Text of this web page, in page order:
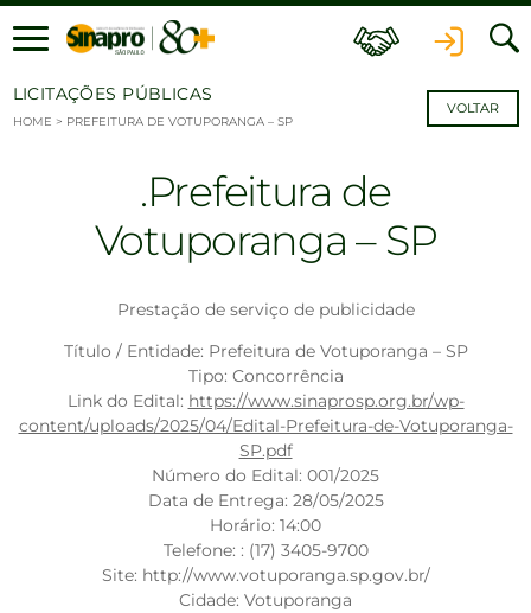
Ir para o conteúdo
LICITAÇÕES PÚBLICAS
HOME > PREFEITURA DE VOTUPORANGA – SP
VOLTAR
Prefeitura de
Votuporanga – SP
Prestação de serviço de publicidade
Título / Entidade: Prefeitura de Votuporanga – SP
Tipo: Concorrência
Link do Edital: https://www.sinaprosp.org.br/wp-
content/uploads/2025/04/Edital-Prefeitura-de-Votuporanga-
SP.pdf
Número do Edital: 001/2025
Data de Entrega: 28/05/2025
Horário: 14:00
Telefone: : (17) 3405-9700
Site: http://www.votuporanga.sp.gov.br/
Cidade: Votuporanga